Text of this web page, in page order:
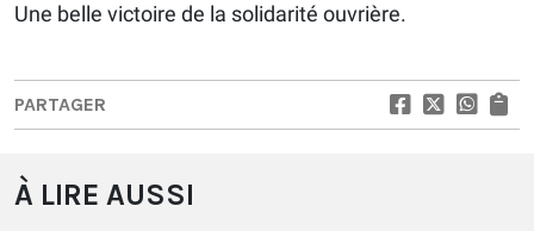
Une belle victoire de la solidarité ouvrière.
PARTAGER
À LIRE AUSSI